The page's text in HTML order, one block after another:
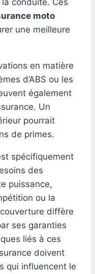
moto
une meilleure
en matière
d’ABS ou les
également
Un
pourrait
de primes.
spécifiquement
des
puissance,
ou la
diffère
ses garanties
liés à ces
doivent
qui influencent le